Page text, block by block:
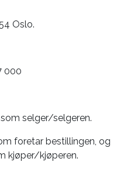
Oslo.
000
selger/selgeren.
foretar bestillingen, og
kjøper/kjøperen.